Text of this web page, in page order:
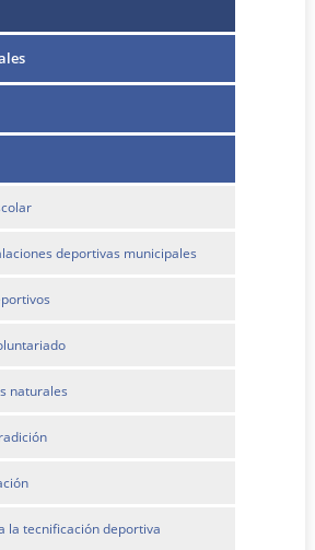
deportivas municipales
naturales
la tecnificación deportiva